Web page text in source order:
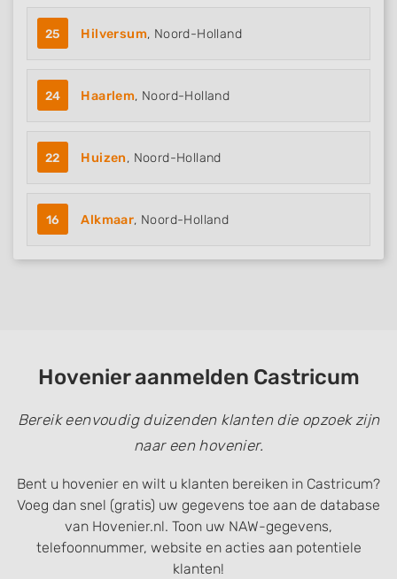
25 Hilversum, Noord-Holland
24 Haarlem, Noord-Holland
22 Huizen, Noord-Holland
16 Alkmaar, Noord-Holland
Hovenier aanmelden Castricum
Bereik eenvoudig duizenden klanten die opzoek zijn
naar een hovenier.
Bent u hovenier en wilt u klanten bereiken in Castricum?
Voeg dan snel (gratis) uw gegevens toe aan de database
van Hovenier.nl. Toon uw NAW-gegevens,
telefoonnummer, website en acties aan potentiele
klanten!